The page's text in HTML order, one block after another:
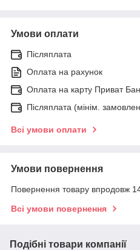
Умови оплати
Післяплата
Оплата на рахунок
Оплата на карту Приват
Післяплата (мінім.
Всі умови оплати
Умови повернення
Повернення товару впродовж
Всі умови повернення
Подібні товари компанії